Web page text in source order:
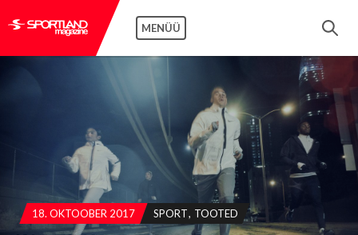
MENÜÜ
18. OKTOOBER 2017 SPORT TOOTED